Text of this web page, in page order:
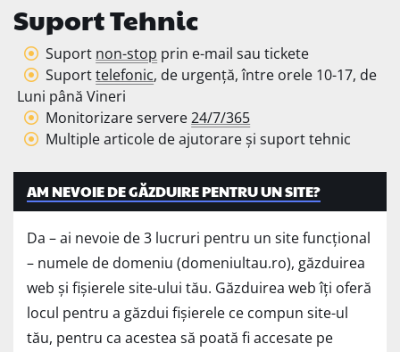
Suport Tehnic
Suport non-stop prin e-mail sau tickete
Suporttelefonic, de urgență, între orele 10-17, de
Luni până Vineri
Monitorizare servere24/7/365
Multiple articole de ajutorare și suport tehnic
AM NEVOIE DE GĂZDUIRE PENTRU UN SITE?
Da – ai nevoie de 3 lucruri pentru un site funcțional
– numele de domeniu (domeniultau.ro), găzduirea
web și fișierele site-ului tău. Găzduirea web îți oferă
locul pentru a găzdui fișierele ce compun site-ul
tău, pentru ca acestea să poată fi accesate pe